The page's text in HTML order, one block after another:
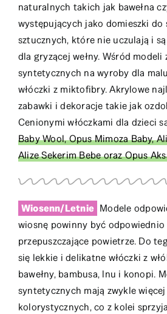
naturalnych takich jak bawełna
występujących jako domieszki do
sztucznych, które nie uczulają i
dla gryzącej wełny. Wśród modeli
syntetycznych na wyroby dla
włóczki z miktofibry. Akrylowe
zabawki i dekoracje takie jak
Cenionymi włóczkami dla dzieci
Baby Wool, Opus Mimoza Baby,
Alize Sekerim Bebe oraz Opus
Wiosenn/Letnie Modele
wiosnę powinny być odpowiednio
przepuszczające powietrze. Do
się lekkie i delikatne włóczki z
bawełny, bambusa, lnu i konopi.
syntetycznych mają zwykle
kolorystycznych, co z kolei